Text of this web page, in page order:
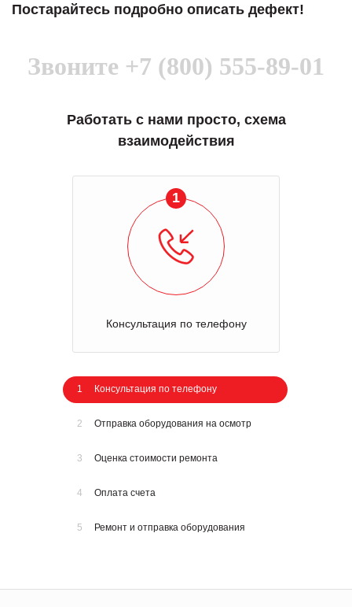
Постарайтесь подробно описать дефект!
Звоните +7 (800) 555-89-01
Работать с нами просто, схема
взаимодействия
1
Консультация по телефону
1 Консультация по телефону
2 Отправка оборудования на осмотр
3 Оценка стоимости ремонта
4 Оплата счета
5 Ремонт и отправка оборудования